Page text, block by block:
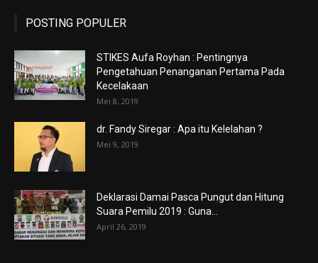
POSTING POPULER
STIKES Aufa Royhan : Pentingnya
Pengetahuan Penanganan Pertama Pada
Kecelakaan
Mei 8, 2019
dr. Fandy Siregar : Apa itu Kelelahan ?
Mei 9, 2019
Deklarasi Damai Pasca Pungut dan Hitung
Suara Pemilu 2019 : Guna...
April 26, 2019